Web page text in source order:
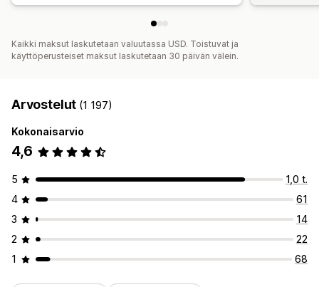
Kaikki maksut laskutetaan valuutassa USD. Toistuvat ja
käyttöperusteiset maksut laskutetaan 30 päivän välein.
Arvostelut (1 197)
Kokonaisarvio
4,6
5
1,0 t.
4
61
3
14
2
22
1
68